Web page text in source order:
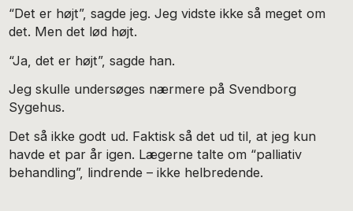
“Det er højt”, sagde jeg. Jeg vidste ikke så meget om
det. Men det lød højt.
“Ja, det er højt”, sagde han.
Jeg skulle undersøges nærmere på Svendborg
Sygehus.
Det så ikke godt ud. Faktisk så det ud til, at jeg kun
havde et par år igen. Lægerne talte om “palliativ
behandling”, lindrende – ikke helbredende.